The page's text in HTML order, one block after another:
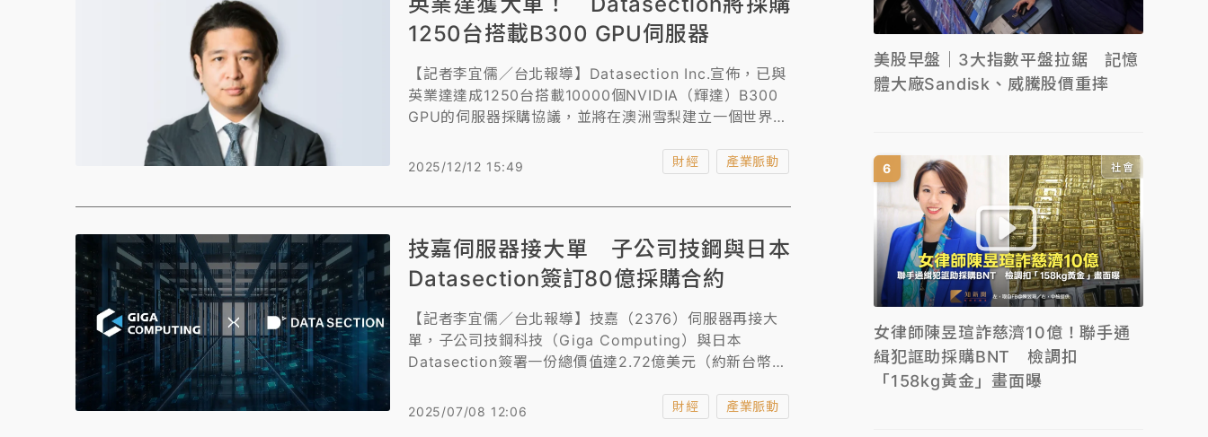
1250台搭載B300 GPU伺服器
【記者李宜儒／台北報導】Datasection Inc.宣佈，已與
英業達達成1250台搭載10000個NVIDIA（輝達）B300
GPU的伺服器採購協議，並將在澳洲雪梨建立一個世界
中心。
2025/12/12 15:49 財經 產業脈動
技嘉伺服器接大單 子公司技鋼與日本
Datasection簽訂80億採購合約
【記者李宜儒／台北報導】技嘉（2376）伺服器再接大
單，子公司技鋼科技（Giga Computing）與日本
Datasection簽署一份總價值達2.72億美元（約新台幣
（NVIDIA）B200的GPU伺服器G894-SD1-AAX5，目
2025/07/08 12:06 財經 產業脈動
美股早盤｜3大指數平盤拉鋸 記憶
體大廠Sandisk、威騰股價重摔
社會
女律師陳昱瑄詐慈濟10億！聯手通
緝犯誆助採購BNT 檢調扣
「158kg黃金」畫面曝